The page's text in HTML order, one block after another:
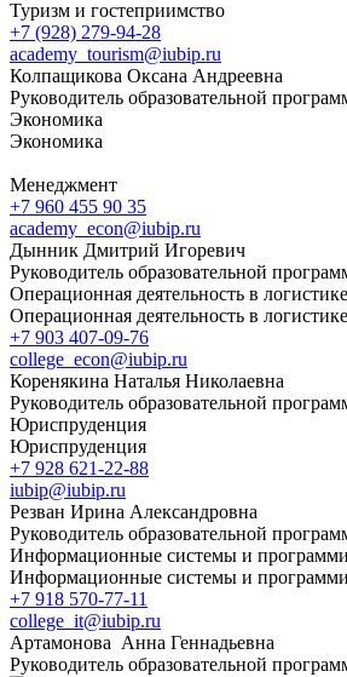
Туризм и гостеприимство
+7 (928) 279-94-28
academy_tourism@iubip.ru
Колпащикова Оксана Андреевна
Руководитель образовательной
Экономика
Экономика
Менеджмент
+7 960 455 90 35
academy_econ@iubip.ru
Дынник Дмитрий Игоревич
Руководитель образовательной
Операционная деятельность в логистике
Операционная деятельность в логистике
+7 903 407-09-76
college_econ@iubip.ru
Коренякина Наталья Николаевна
Руководитель образовательной
Юриспруденция
Юриспруденция
+7 928 621-22-88
iubip@iubip.ru
Резван Ирина Александровна
Руководитель образовательной
Информационные системы и
Информационные системы и
+7 918 570-77-11
college_it@iubip.ru
Артамонова Анна Геннадьевна
Руководитель образовательной